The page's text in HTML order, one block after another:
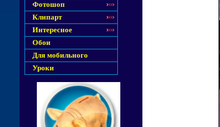
Фотошоп
Клипарт
Интересное
Обои
Для мобильного
Уроки